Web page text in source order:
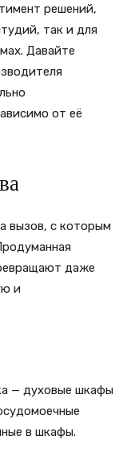
решений,
так и для
Давайте
от её
вызов, с которым
даже
и
— духовые шкафы
в шкафы.